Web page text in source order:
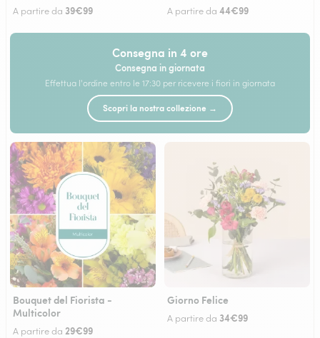
A partire da 39€99 A partire da 44€99
Consegna in 4 ore
Consegna in giornata
Effettua l'ordine entro le 17:30 per ricevere i fiori in giornata
Scopri la nostra collezione →
Bouquet del Fiorista -
Multicolor
A partire da 29€99
Giorno Felice
A partire da 34€99